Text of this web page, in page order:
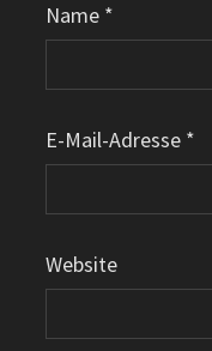
Name *
E-Mail-Adresse *
Website